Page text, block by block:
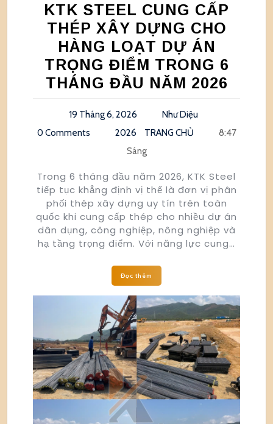
KTK STEEL CUNG CẤP
THÉP XÂY DỰNG CHO
HÀNG LOẠT DỰ ÁN
TRỌNG ĐIỂM TRONG 6
THÁNG ĐẦU NĂM 2026
19 Tháng 6, 2026
Như Diệu
0 Comments
2026 TRANG CHỦ
8:47
Sáng
Trong 6 tháng đầu năm 2026, KTK Steel
tiếp tục khẳng định vị thế là đơn vị phân
phối thép xây dựng uy tín trên toàn
quốc khi cung cấp thép cho nhiều dự án
dân dụng, công nghiệp, nông nghiệp và
hạ tầng trọng điểm. Với năng lực cung…
Đọc thêm